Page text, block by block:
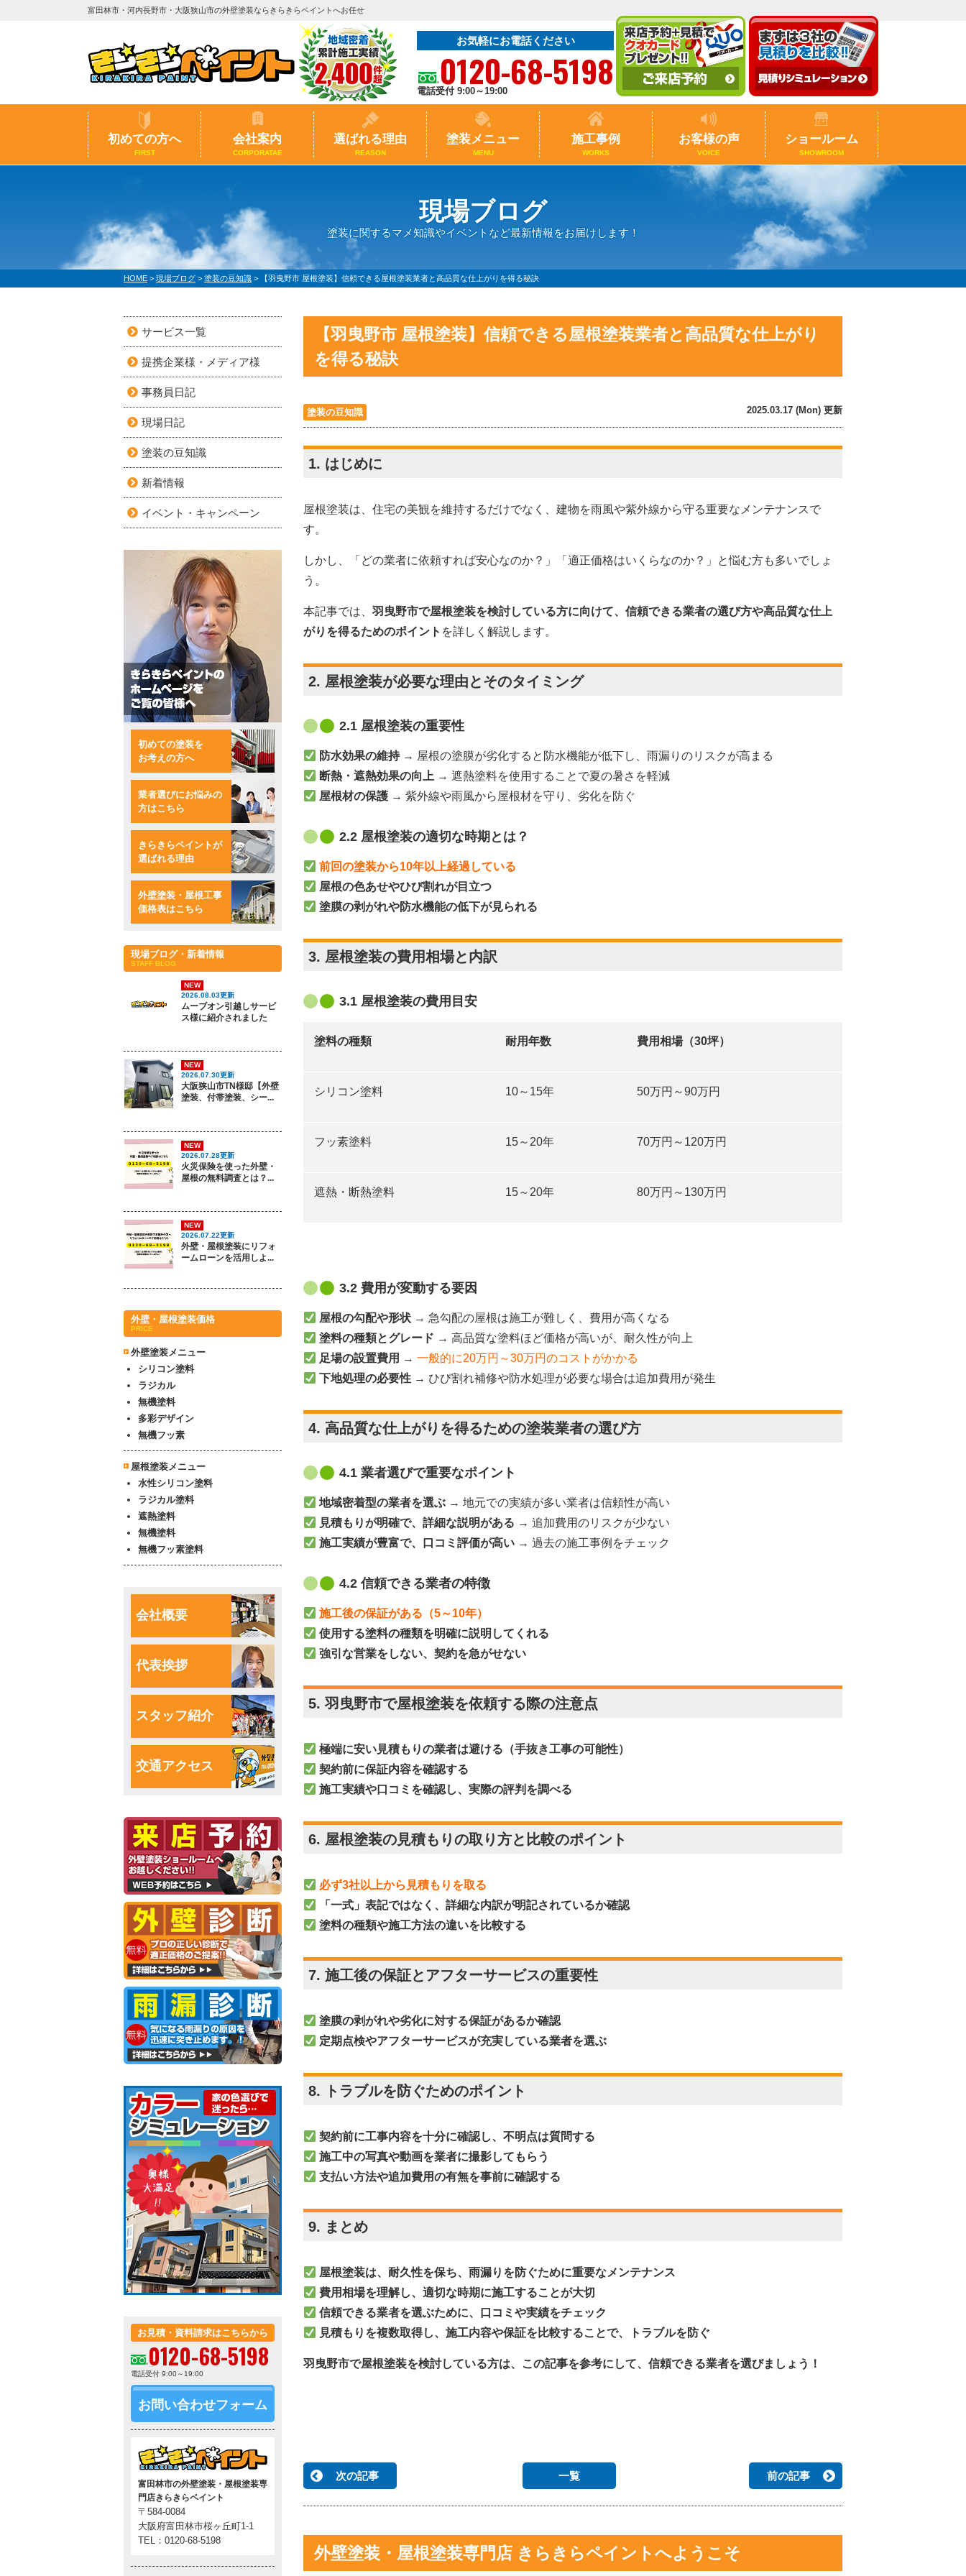
富田林市・河内長野市・大阪狭山市の外壁塗装ならきらきらペイントへお任せ
お気軽にお電話ください
0120-68-5198
電話受付 9:00～19:00
初めての方へ
FIRST
会社案内
CORPORATAE
選ばれる理由
REASON
塗装メニュー
MENU
施工事例
WORKS
お客様の声
VOICE
ショールーム
SHOWROOM
現場ブログ
塗装に関するマメ知識やイベントなど最新情報をお届けします！
HOME > 現場ブログ > 塗装の豆知識 > 【羽曳野市 屋根塗装】信頼できる屋根塗装業者と高品質な仕上がりを得る秘訣
【羽曳野市 屋根塗装】信頼できる屋根塗装業者と高品質な仕上がり
を得る秘訣
塗装の豆知識 2025.03.17 (Mon) 更新
1. はじめに
屋根塗装は、住宅の美観を維持するだけでなく、建物を雨風や紫外線から守る重要なメンテナンスで
す。
しかし、「どの業者に依頼すれば安心なのか？」「適正価格はいくらなのか？」と悩む方も多いでしょ
う。
本記事では、 羽曳野市で屋根塗装を検討している方に向けて、信頼できる業者の選び方や高品質な仕上
がりを得るためのポイント を詳しく解説します。
2. 屋根塗装が必要な理由とそのタイミング
2.1 屋根塗装の重要性
防水効果の維持→ 屋根の塗膜が劣化すると防水機能が低下し、雨漏りのリスクが高まる
断熱・遮熱効果の向上 → 遮熱塗料を使用することで夏の暑さを軽減
屋根材の保護 → 紫外線や雨風から屋根材を守り、劣化を防ぐ
2.2 屋根塗装の適切な時期とは？
前回の塗装から10年以上経過している
屋根の色あせやひび割れが目立つ
塗膜の剥がれや防水機能の低下が見られる
3. 屋根塗装の費用相場と内訳
3.1 屋根塗装の費用目安
塗料の種類 耐用年数 費用相場（30坪）
シリコン塗料 10～15年 50万円～90万円
フッ素塗料 15～20年 70万円～120万円
遮熱・断熱塗料 15～20年 80万円～130万円
3.2 費用が変動する要因
屋根の勾配や形状 → 急勾配の屋根は施工が難しく、費用が高くなる
塗料の種類とグレード → 高品質な塗料ほど価格が高いが、耐久性が向上
足場の設置費用 →一般的に20万円～30万円のコストがかかる
下地処理の必要性 → ひび割れ補修や防水処理が必要な場合は追加費用が発生
4. 高品質な仕上がりを得るための塗装業者の選び方
4.1 業者選びで重要なポイント
地域密着型の業者を選ぶ → 地元での実績が多い業者は信頼性が高い
見積もりが明確で、詳細な説明がある → 追加費用のリスクが少ない
施工実績が豊富で、口コミ評価が高い → 過去の施工事例をチェック
4.2 信頼できる業者の特徴
施工後の保証がある（5～10年）
使用する塗料の種類を明確に説明してくれる
強引な営業をしない、契約を急がせない
5. 羽曳野市で屋根塗装を依頼する際の注意点
極端に安い見積もりの業者は避ける（手抜き工事の可能性）
契約前に保証内容を確認する
施工実績や口コミを確認し、実際の評判を調べる
6. 屋根塗装の見積もりの取り方と比較のポイント
必ず3社以上から見積もりを取る
「一式」表記ではなく、詳細な内訳が明記されているか確認
塗料の種類や施工方法の違いを比較する
7. 施工後の保証とアフターサービスの重要性
塗膜の剥がれや劣化に対する保証があるか確認
定期点検やアフターサービスが充実している業者を選ぶ
8. トラブルを防ぐためのポイント
契約前に工事内容を十分に確認し、不明点は質問する
施工中の写真や動画を業者に撮影してもらう
支払い方法や追加費用の有無を事前に確認する
9. まとめ
屋根塗装は、耐久性を保ち、雨漏りを防ぐために重要なメンテナンス
費用相場を理解し、適切な時期に施工することが大切
信頼できる業者を選ぶために、口コミや実績をチェック
見積もりを複数取得し、施工内容や保証を比較することで、トラブルを防ぐ
羽曳野市で屋根塗装を検討している方は、この記事を参考にして、信頼できる業者を選びましょう！
次の記事 一覧 前の記事
外壁塗装・屋根塗装専門店 きらきらペイントへようこそ
サービス一覧
提携企業様・メディア様
事務員日記
現場日記
塗装の豆知識
新着情報
イベント・キャンペーン
初めての塗装を
お考えの方へ
業者選びにお悩みの
方はこちら
きらきらペイントが
選ばれる理由
外壁塗装・屋根工事
価格表はこちら
現場ブログ・新着情報
STAFF BLOG
NEW
2026.08.03更新
ムーブオン引越しサービ
ス様に紹介されました
NEW
2026.07.30更新
大阪狭山市TN様邸【外壁
塗装、付帯塗装、シー...
NEW
2026.07.28更新
火災保険を使った外壁・
屋根の無料調査とは？...
NEW
2026.07.22更新
外壁・屋根塗装にリフォ
ームローンを活用しよ...
外壁・屋根塗装価格
PRICE
外壁塗装メニュー
シリコン塗料
ラジカル
無機塗料
多彩デザイン
無機フッ素
屋根塗装メニュー
水性シリコン塗料
ラジカル塗料
遮熱塗料
無機塗料
無機フッ素塗料
会社概要
代表挨拶
スタッフ紹介
交通アクセス
お見積・資料請求はこちらから
0120-68-5198
電話受付 9:00～19:00
お問い合わせフォーム
富田林市の外壁塗装・屋根塗装専
門店きらきらペイント
〒584-0084
大阪府富田林市桜ヶ丘町1-1
TEL：0120-68-5198